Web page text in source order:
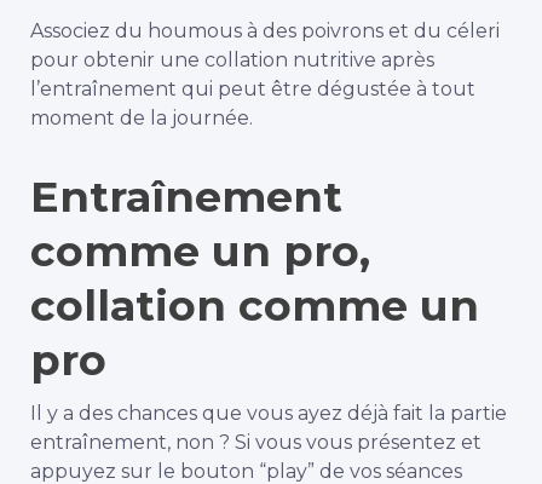
Associez du houmous à des poivrons et du céleri
pour obtenir une collation nutritive après
l’entraînement qui peut être dégustée à tout
moment de la journée.
Entraînement
comme un pro,
collation comme un
pro
Il y a des chances que vous ayez déjà fait la partie
entraînement, non ? Si vous vous présentez et
appuyez sur le bouton “play” de vos séances